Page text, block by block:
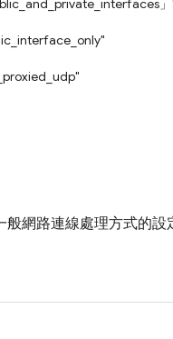
」
網路連線處理方式的設